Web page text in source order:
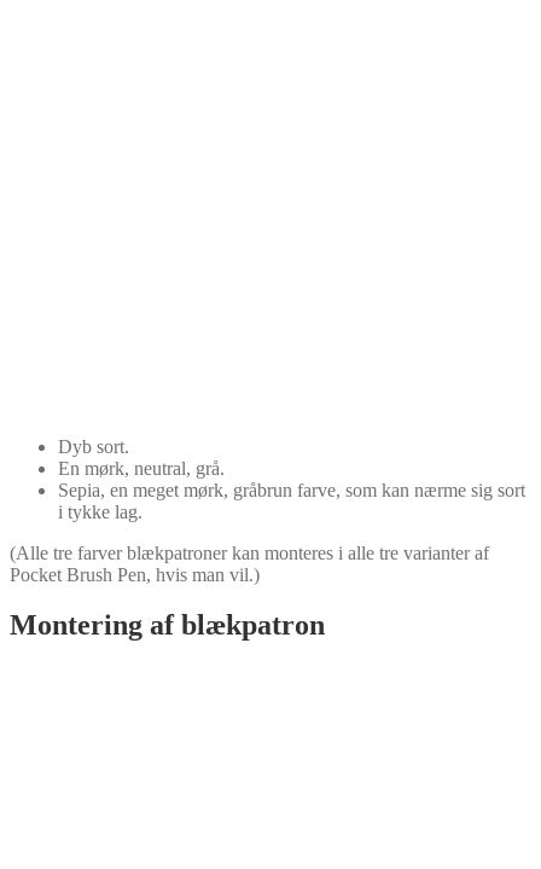
Dyb sort.
En mørk, neutral, grå.
Sepia, en meget mørk, gråbrun farve, som kan nærme sig sort
i tykke lag.
(Alle tre farver blækpatroner kan monteres i alle tre varianter af
Pocket Brush Pen, hvis man vil.)
Montering af blækpatron